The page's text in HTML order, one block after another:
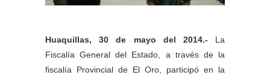
Huaquillas, 30 de mayo del 2014.- La
Fiscalía General del Estado, a través de la
fiscalía Provincial de El Oro, participó en la